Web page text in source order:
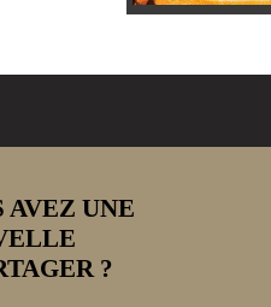
AVEZ UNE
?